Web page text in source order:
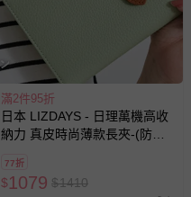
滿2件95折
日本 LIZDAYS - 日理萬機高收
納力 真皮時尚薄款長夾-(防盜
77折
$1079 $1410